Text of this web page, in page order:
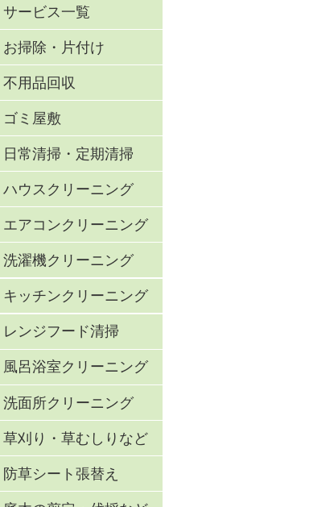
サービス一覧
お掃除・片付け
不用品回収
ゴミ屋敷
日常清掃・定期清掃
ハウスクリーニング
エアコンクリーニング
洗濯機クリーニング
キッチンクリーニング
レンジフード清掃
風呂浴室クリーニング
洗面所クリーニング
草刈り・草むしりなど
防草シート張替え